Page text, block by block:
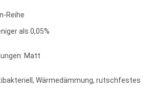
Reihe
als 0,05%
Matt
Wärmedämmung, rutschfestes